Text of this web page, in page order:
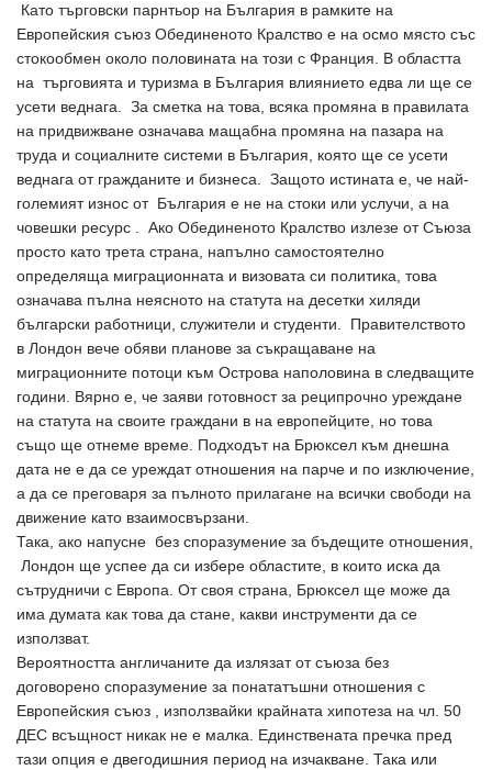
Като търговски парнтьор на България в рамките на
Европейския съюз Обединеното Кралство е на осмо място със
стокообмен около половината на този с Франция. В областта
на търговията и туризма в България влиянието едва ли ще се
усети веднага. За сметка на това, всяка промяна в правилата
на придвижване означава мащабна промяна на пазара на
труда и социалните системи в България, която ще се усети
веднага от гражданите и бизнеса. Защото истината е, че най-
големият износ от България е не на стоки или услучи, а на
човешки ресурс . Ако Обединеното Кралство излезе от Съюза
просто като трета страна, напълно самостоятелно
определяща миграционната и визовата си политика, това
означава пълна неясното на статута на десетки хиляди
български работници, служители и студенти. Правителството
в Лондон вече обяви планове за съкращаване на
миграционните потоци към Острова наполовина в следващите
години. Вярно е, че заяви готовност за реципрочно уреждане
на статута на своите граждани в на европейците, но това
също ще отнеме време. Подходът на Брюксел към днешна
дата не е да се уреждат отношения на парче и по изключение,
а да се преговаря за пълното прилагане на всички свободи на
движение като взаимосвързани.
Така, ако напусне без споразумение за бъдещите отношения,
Лондон ще успее да си избере областите, в които иска да
сътрудничи с Европа. От своя страна, Брюксел ще може да
има думата как това да стане, какви инструменти да се
използват.
Вероятността англичаните да излязат от съюза без
договорено споразумение за понататъшни отношения с
Европейския съюз , използвайки крайната хипотеза на чл. 50
ДЕС всъщност никак не е малка. Единствената пречка пред
тази опция е двегодишния период на изчакване. Така или